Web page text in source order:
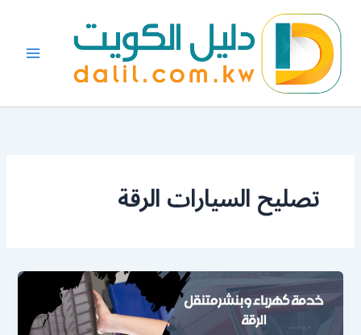
المحتوى
تصليح السيارات الرقة